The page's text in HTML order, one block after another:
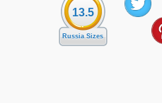
13.5
Russia Sizes